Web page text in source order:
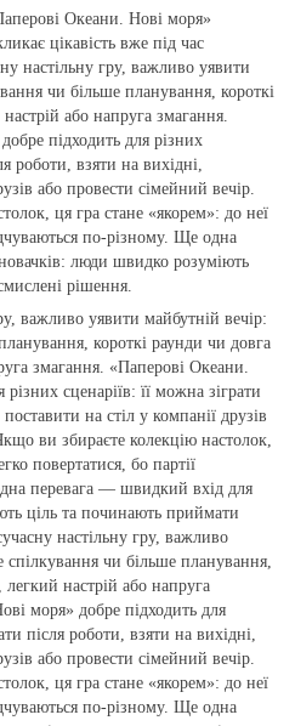
Океани. Нові моря»
цікавість вже під час
настільну гру, важливо уявити
чи більше планування, короткі
або напруга змагання.
підходить для різних
роботи, взяти на вихідні,
або провести сімейний вечір.
ця гра стане «якорем»: до неї
по‑різному. Ще одна
люди швидко розуміють
рішення.
важливо уявити майбутній вечір:
короткі раунди чи довга
змагання. «Паперові Океани.
сценаріїв: її можна зіграти
на стіл у компанії друзів
ви збираєте колекцію настолок,
повертатися, бо партії
перевага — швидкий вхід для
ціль та починають приймати
настільну гру, важливо
спілкування чи більше планування,
легкий настрій або напруга
моря» добре підходить для
після роботи, взяти на вихідні,
або провести сімейний вечір.
ця гра стане «якорем»: до неї
по‑різному. Ще одна